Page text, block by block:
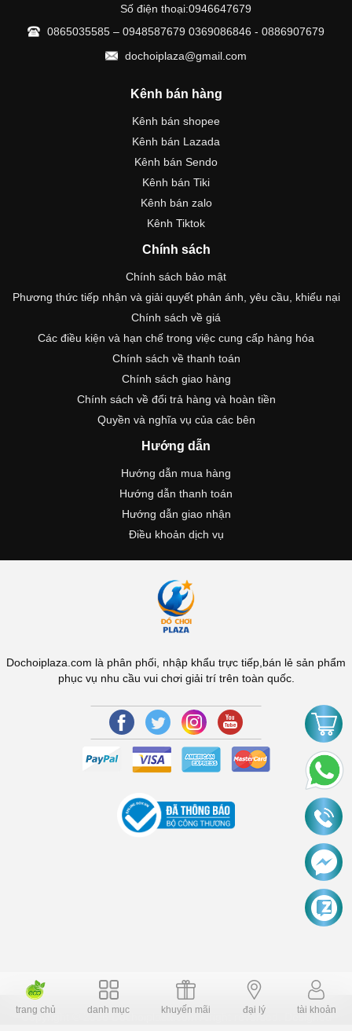
Số điện thoại:0946647679
0865035585 – 0948587679 0369086846 - 0886907679
dochoiplaza@gmail.com
Kênh bán hàng
Kênh bán shopee
Kênh bán Lazada
Kênh bán Sendo
Kênh bán Tiki
Kênh bán zalo
Kênh Tiktok
Chính sách
Chính sách bảo mật
Phương thức tiếp nhận và giải quyết phản ánh, yêu cầu, khiếu nại
Chính sách về giá
Các điều kiện và hạn chế trong việc cung cấp hàng hóa
Chính sách về thanh toán
Chính sách giao hàng
Chính sách về đổi trả hàng và hoàn tiền
Quyền và nghĩa vụ của các bên
Hướng dẫn
Hướng dẫn mua hàng
Hướng dẫn thanh toán
Hướng dẫn giao nhận
Điều khoản dịch vụ
Dochoiplaza.com là phân phối, nhập khẩu trực tiếp,bán lẻ sản phẩm
phục vụ nhu cầu vui chơi giải trí trên toàn quốc.
Copyright © 2006 Dochoiplaza.com Alright reversed. Designed
trang chủ danh mục khuyến mãi đại lý tài khoản